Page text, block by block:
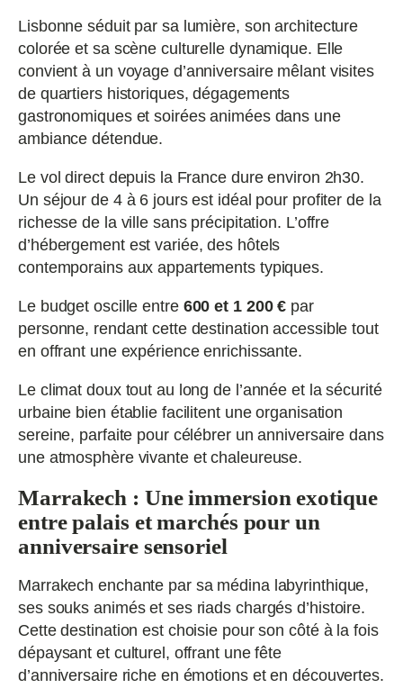
Lisbonne séduit par sa lumière, son architecture
colorée et sa scène culturelle dynamique. Elle
convient à un voyage d’anniversaire mêlant visites
de quartiers historiques, dégagements
gastronomiques et soirées animées dans une
ambiance détendue.
Le vol direct depuis la France dure environ 2h30.
Un séjour de 4 à 6 jours est idéal pour profiter de la
richesse de la ville sans précipitation. L’offre
d’hébergement est variée, des hôtels
contemporains aux appartements typiques.
Le budget oscille entre 600 et 1 200 € par
personne, rendant cette destination accessible tout
en offrant une expérience enrichissante.
Le climat doux tout au long de l’année et la sécurité
urbaine bien établie facilitent une organisation
sereine, parfaite pour célébrer un anniversaire dans
une atmosphère vivante et chaleureuse.
Marrakech : Une immersion exotique
entre palais et marchés pour un
anniversaire sensoriel
Marrakech enchante par sa médina labyrinthique,
ses souks animés et ses riads chargés d’histoire.
Cette destination est choisie pour son côté à la fois
dépaysant et culturel, offrant une fête
d’anniversaire riche en émotions et en découvertes.